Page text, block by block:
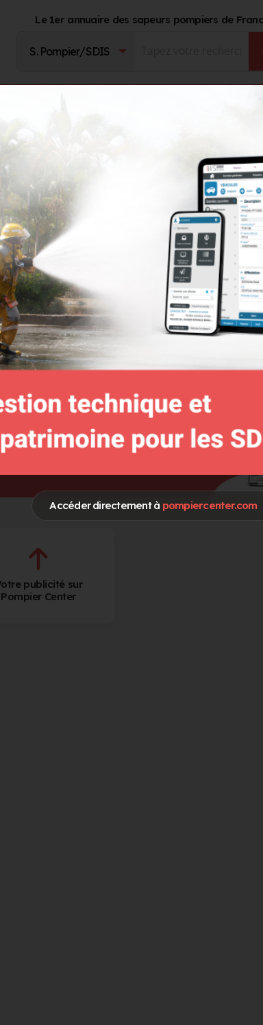
Accéder directement à pompiercenter.com
Le 1er annuaire des sapeurs pompiers de
Spécialités / Centres d'intérêt
FDF Feux de foret
Formation et
RCH Risques Chimiques & Biologiques
publicité sur
Pompier Center